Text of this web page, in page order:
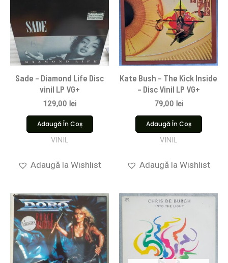
Sade – Diamond Life Disc
vinil LP VG+
129,00 lei
Adaugă În Coș
VINIL
Adaugă la Wishlist
Kate Bush – The Kick Inside
– Disc Vinil LP VG+
79,00 lei
Adaugă În Coș
VINIL
Adaugă la Wishlist